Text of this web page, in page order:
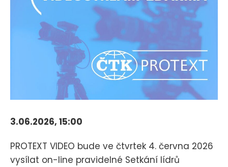
3.06.2026, 15:00
PROTEXT VIDEO bude ve čtvrtek 4. června 2026
vysílat on-line pravidelné Setkání lídrů